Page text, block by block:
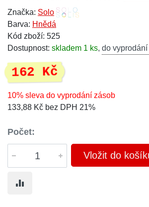
Značka: Solo
Barva: Hnědá
Kód zboží: 525
Dostupnost: skladem 1 ks, do
162 Kč
10% sleva do vyprodání zásob
133,88 Kč bez DPH 21%
Počet:
Vložit do